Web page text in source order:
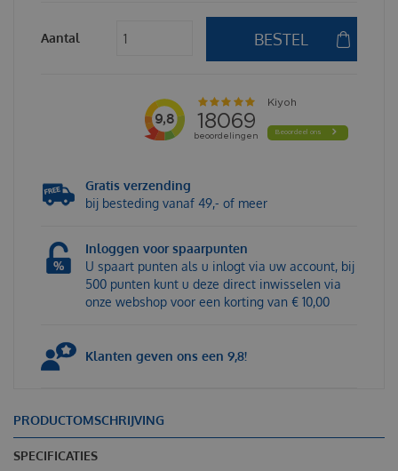
Aantal
Gratis verzending
bij besteding vanaf 49,- of meer
Inloggen voor spaarpunten
U spaart punten als u inlogt via uw account, bij
500 punten kunt u deze direct inwisselen via
onze webshop voor een korting van € 10,00
Klanten geven ons een 9,8!
PRODUCTOMSCHRIJVING
SPECIFICATIES